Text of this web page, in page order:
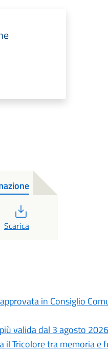
Scarica
in Consiglio
valida dal 3 agosto
il Tricolore tra memoria e